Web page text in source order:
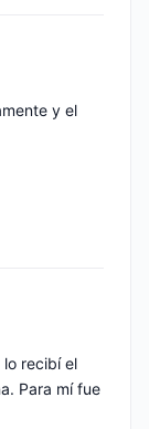
y el
lo recibí el
Para mí fue